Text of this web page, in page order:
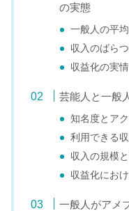
の実態
一般人の平
収入のばらつ
収益化の実情
芸能人と一般
知名度とア
利用できる
収入の規模
収益化にお
一般人がアメ